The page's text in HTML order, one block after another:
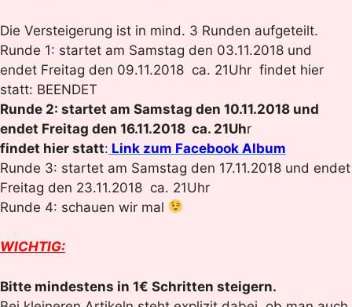
Die Versteigerung ist in mind. 3 Runden aufgeteilt.
Runde 1: startet am Samstag den 03.11.2018 und
endet Freitag den 09.11.2018 ca. 21Uhr findet hier
statt: BEENDET
Runde 2: startet am Samstag den 10.11.2018 und
endet Freitag den 16.11.2018 ca. 21Uhr
findet hier statt: Link zum Facebook Album
Runde 3: startet am Samstag den 17.11.2018 und endet
Freitag den 23.11.2018 ca. 21Uhr
Runde 4: schauen wir mal
WICHTIG:
Bitte mindestens in 1€ Schritten steigern.